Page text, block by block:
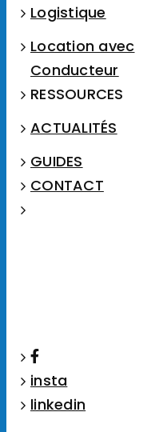
Logistique
Location avec
Conducteur
RESSOURCES
ACTUALITÉS
GUIDES
CONTACT
insta
linkedin